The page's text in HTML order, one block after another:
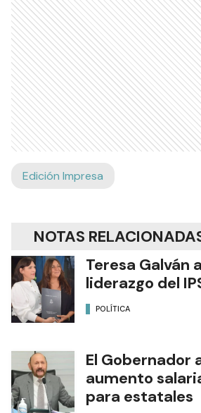
Edición Impresa
NOTAS
Teresa Galván
liderazgo del
POLÍTICA
El Gobernador
aumento
para estatales